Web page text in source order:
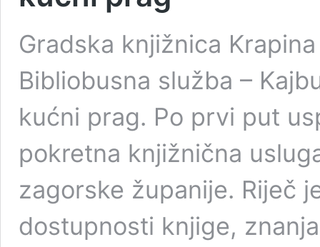
Gradska knjižnica
Bibliobusna služba –
kućni prag. Po prvi put
pokretna knjižnična
zagorske županije. Riječ
dostupnosti knjige,